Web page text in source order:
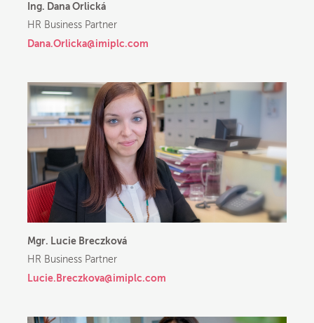
Ing. Dana Orlická
HR Business Partner
Dana.Orlicka@imiplc.com
Mgr. Lucie Breczková
HR Business Partner
Lucie.Breczkova@imiplc.com